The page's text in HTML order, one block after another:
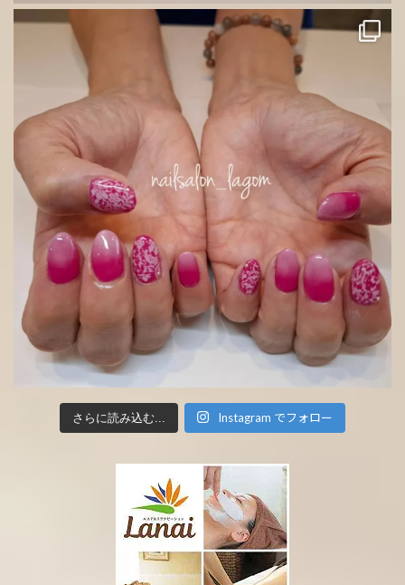
さらに読み込む... Instagram でフォロー